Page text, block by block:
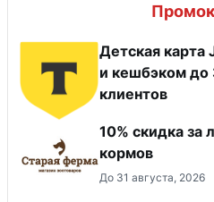
Детская карта
и кешбэком до
клиентов
10% скидка за
кормов
До 31 августа, 2026